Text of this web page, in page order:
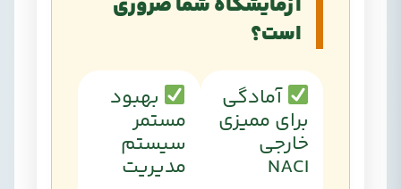
است؟
آمادگی
برای ممیزی
خارجی
NACI
بهبود
مستمر
سیستم
مدیریت